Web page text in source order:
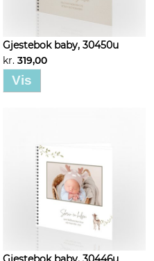
Gjestebok baby, 30450u
kr. 319,00
Vis